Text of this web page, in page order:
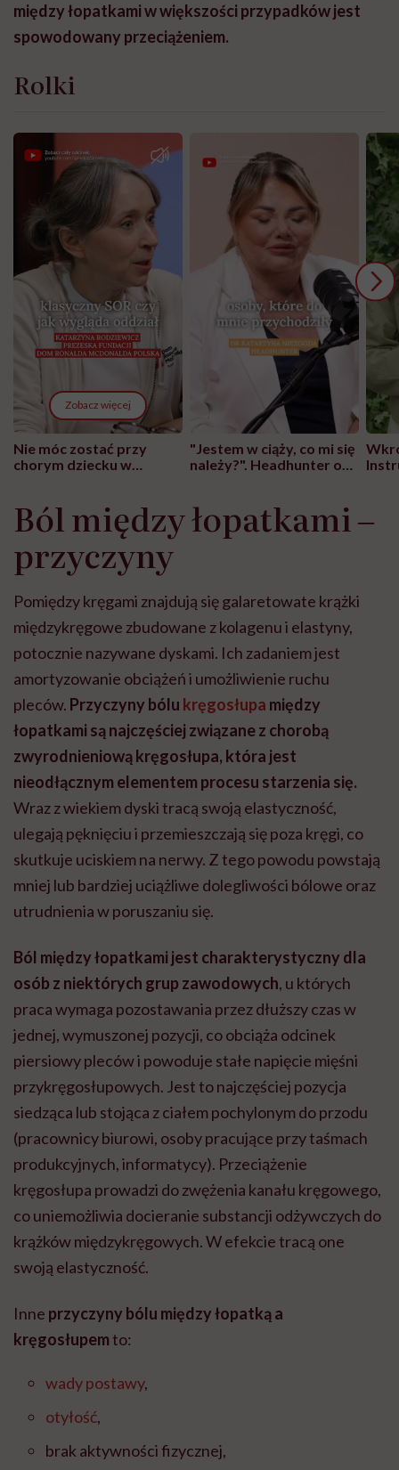
między łopatkamiw większości przypadków jest
spowodowany przeciążeniem.
Rolki
Zobacz więcej
Nie móc zostać przy
chorym dziecku w
może chyba tylko
głupota i brak
"Jestem w ciąży, co mi się
należy?". Headhunter o
pracy
Ból między łopatkami ‒
przyczyny
Pomiędzy kręgami znajdują się galaretowate krążki
międzykręgowe zbudowane z kolagenu i elastyny,
potocznie nazywane dyskami. Ich zadaniem jest
amortyzowanie obciążeń i umożliwienie ruchu
pleców. Przyczyny bólu kręgosłupa między
łopatkami są najczęściej związane z chorobą
zwyrodnieniową kręgosłupa, która jest
nieodłącznym elementem procesu starzenia się.
Wraz z wiekiem dyski tracą swoją elastyczność,
ulegają pęknięciu i przemieszczają się poza kręgi, co
skutkuje uciskiem na nerwy. Z tego powodu powstają
mniej lub bardziej uciążliwe dolegliwości bólowe oraz
utrudnienia w poruszaniu się.
Ból między łopatkami jest charakterystyczny dla
osób z niektórych grup zawodowych, u których
praca wymaga pozostawania przez dłuższy czas w
jednej, wymuszonej pozycji, co obciąża odcinek
piersiowy pleców i powoduje stałe napięcie mięśni
przykręgosłupowych. Jest to najczęściej pozycja
siedząca lub stojąca z ciałem pochylonym do przodu
(pracownicy biurowi, osoby pracujące przy taśmach
produkcyjnych, informatycy). Przeciążenie
kręgosłupa prowadzi do zwężenia kanału kręgowego,
co uniemożliwia docieranie substancji odżywczych do
krążków międzykręgowych. W efekcie tracą one
swoją elastyczność.
Inne przyczyny bólu między łopatką a
kręgosłupemto:
wady postawy,
otyłość,
brak aktywności fizycznej,